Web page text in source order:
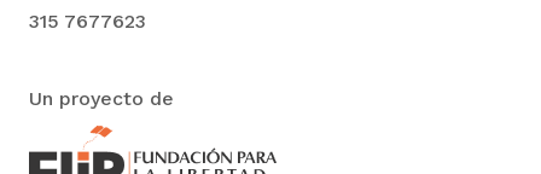
315 7677623
Un proyecto de